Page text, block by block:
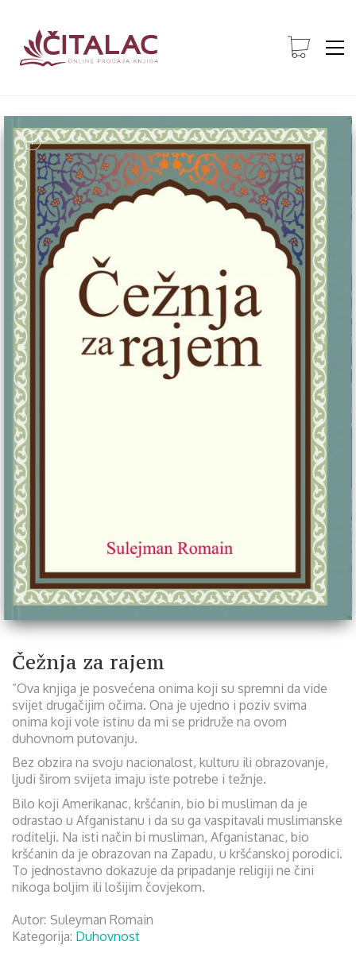
Čežnja za rajem
”Ova knjiga je posvećena onima koji su spremni da vide
svijet drugačijim očima. Ona je ujedno i poziv svima
onima koji vole istinu da mi se pridruže na ovom
duhovnom putovanju.
Bez obzira na svoju nacionalost, kulturu ili obrazovanje,
ljudi širom svijeta imaju iste potrebe i težnje.
Bilo koji Amerikanac, kršćanin, bio bi musliman da je
odrastao u Afganistanu i da su ga vaspitavali muslimanske
roditelji. Na isti način bi musliman, Afganistanac, bio
kršćanin da je obrazovan na Zapadu, u kršćanskoj porodici.
To jednostavno dokazuje da pripadanje religiji ne čini
nikoga boljim ili lošijim čovjekom.
Autor Suleyman Romain
Kategorija: Duhovnost